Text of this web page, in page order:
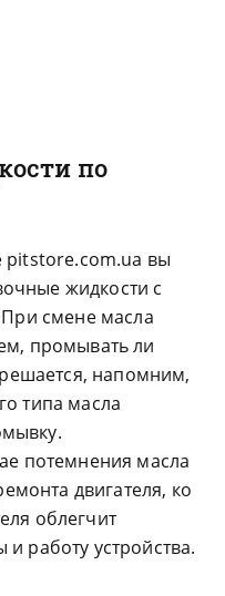
по
pitstore.com.ua вы
жидкости с
смене масла
промывать ли
напомним,
типа масла
потемнения масла
двигателя, ко
облегчит
работу устройства.